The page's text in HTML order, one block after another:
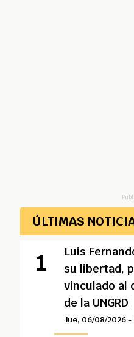
ÚLTIMAS
Luis
su libertad,
vinculado al
de la UNGRD
Jue, 06/08/2026 -